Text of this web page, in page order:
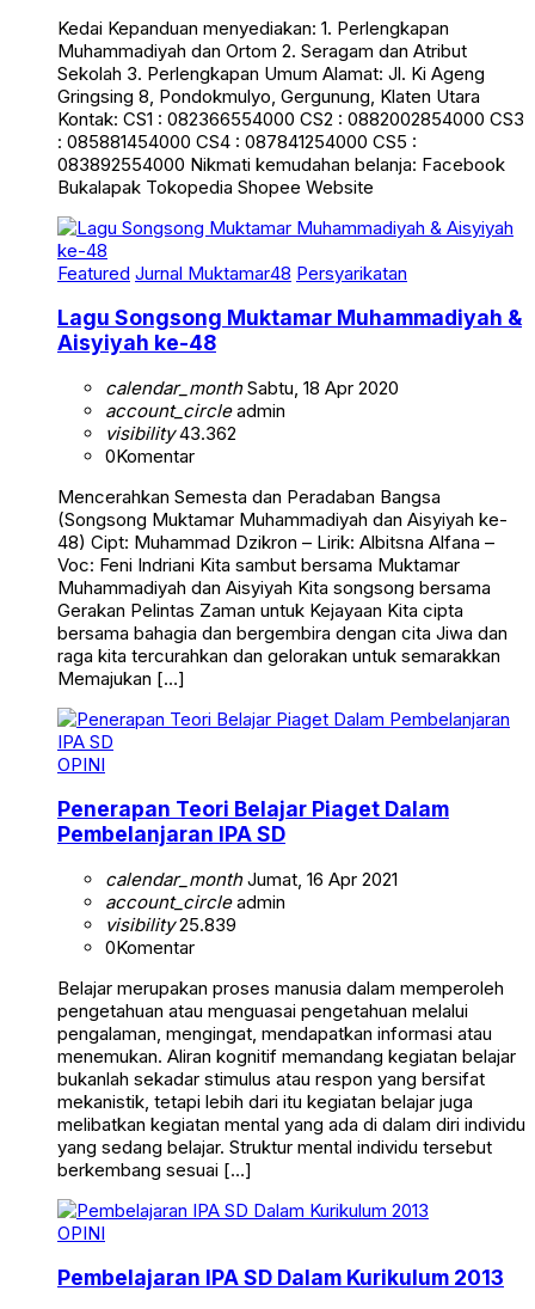
Kedai Kepanduan menyediakan: 1. Perlengkapan
Muhammadiyah dan Ortom 2. Seragam dan Atribut
Sekolah 3. Perlengkapan Umum Alamat: Jl. Ki Ageng
Gringsing 8, Pondokmulyo, Gergunung, Klaten Utara
Kontak: CS1 : 082366554000 CS2 : 0882002854000 CS3
: 085881454000 CS4 : 087841254000 CS5 :
083892554000 Nikmati kemudahan belanja: Facebook
Bukalapak Tokopedia Shopee Website
Featured Jurnal Muktamar48 Persyarikatan
Lagu Songsong Muktamar Muhammadiyah &
Aisyiyah ke-48
calendar_monthSabtu, 18 Apr 2020
account_circleadmin
visibility43.362
0Komentar
Mencerahkan Semesta dan Peradaban Bangsa
(Songsong Muktamar Muhammadiyah dan Aisyiyah ke-
48) Cipt: Muhammad Dzikron – Lirik: Albitsna Alfana –
Voc: Feni Indriani Kita sambut bersama Muktamar
Muhammadiyah dan Aisyiyah Kita songsong bersama
Gerakan Pelintas Zaman untuk Kejayaan Kita cipta
bersama bahagia dan bergembira dengan cita Jiwa dan
raga kita tercurahkan dan gelorakan untuk semarakkan
Memajukan […]
OPINI
Penerapan Teori Belajar Piaget Dalam
Pembelanjaran IPA SD
calendar_monthJumat, 16 Apr 2021
account_circleadmin
visibility25.839
0Komentar
Belajar merupakan proses manusia dalam memperoleh
pengetahuan atau menguasai pengetahuan melalui
pengalaman, mengingat, mendapatkan informasi atau
menemukan. Aliran kognitif memandang kegiatan belajar
bukanlah sekadar stimulus atau respon yang bersifat
mekanistik, tetapi lebih dari itu kegiatan belajar juga
melibatkan kegiatan mental yang ada di dalam diri individu
yang sedang belajar. Struktur mental individu tersebut
berkembang sesuai […]
OPINI
Pembelajaran IPA SD Dalam Kurikulum 2013